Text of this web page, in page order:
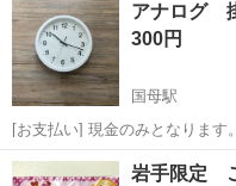
アナログ
300円
国母駅
[お支払い] 現金のみとなります。 [受渡し] 店舗での受渡しとなり
す。
山梨 中巨摩郡 国母駅
岩手限定